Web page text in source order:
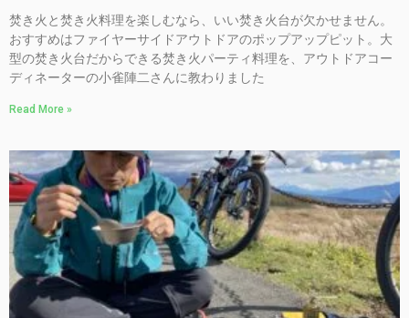
焚き火と焚き火料理を楽しむなら、いい焚き火台が欠かせません。
おすすめはファイヤーサイドアウトドアのポップアップピット。大
型の焚き火台だからできる焚き火パーティ料理を、アウトドアコー
ディネーターの小雀陣二さんに教わりました
Read More »